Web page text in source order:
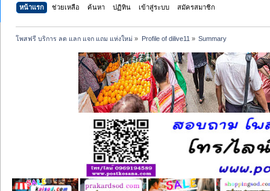
หน้าแรก ช่วยเหลือ ค้นหา ปฏิทิน เข้าสู่ระบบ สมัครสมาชิก
โพสฟรี บริการ ลด แลก แจก แถม แห่งใหม่ » Profile of dilive11 » Summary